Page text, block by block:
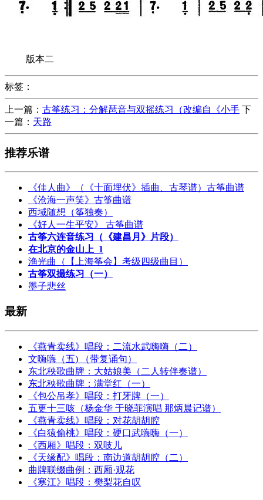
版本二
标签：
上一篇： 古筝练习：分解琶音与双摇练习（改编自《小手 下
一篇： 天路
推荐乐谱
《佳人曲》（《十面埋伏》插曲、古琴谱）古筝曲谱
《沧海一声笑》古筝曲谱
西域随想（筝独奏）
《好人一生平安》 古筝曲谱
古筝六连音练习（《建昌月》片段）
在北京的金山上_1
渔光曲（【上海筝会】考级四级曲目）
古筝双撮练习（一）
墨子悲丝
最新
《燕青卖线》唱段：二流水武嗨嗨（二）
文嗨嗨（五) （带复诵句）
东北秧歌曲牌：大姑娘美（二人转伴奏谱）
东北秧歌曲牌：满堂红（一）
《包公吊孝》唱段：打牙牌（一）
五更十三咳（杨金华 于晓菲演唱 那炳晨记谱）
《燕青卖线》唱段：对花胡胡腔
《白猿偷桃》唱段：硬口武嗨嗨（一）
《西厢》唱段：双吱儿
《天缘配》唱段：南边道胡胡腔（二）
曲牌联缀曲例：西厢·观花
《寒江》唱段：樊梨花自叹